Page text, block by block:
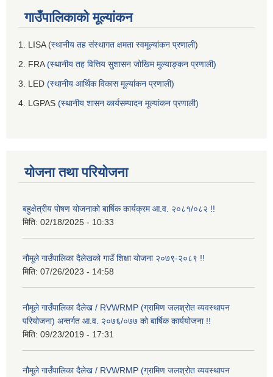
गाउँपालिकाको मूल्यांकन
1. LISA (स्थानीय तह संस्थागत क्षमता स्वमूल्यांकन प्रणाली)
2. FRA(स्थानीय तह वित्तिय सुशासन जोखिम मुल्याङ्कन प्रणाली)
3. LED (स्थानीय आर्थिक विकास मूल्यांकन प्रणाली)
4. LGPAS (स्थानीय शासन कार्यसम्पादन मूल्यांकन प्रणाली)
योजना तथा परियोजना
बहुक्षेत्रीय पोषण योजनाको बार्षिक कार्यक्रम आ.व. २०८१/०८२ !!
मिति: 02/18/2025 - 10:33
नौमूले गाउँपालिका दैलेखको गाउँ शिक्षा योजना २०७९-२०८९ !!
मिति: 07/26/2023 - 14:58
नौमूले गाउँपालिका दैलेख / RVWRMP (ग्रामिण जलश्रोत व्यवस्थापन
परियोजना) अन्तर्गत आ.व. २०७६/०७७ को बार्षिक कार्ययोजना !!
मिति: 09/23/2019 - 17:31
नौमूले गाउँपालिका दैलेख / RVWRMP (ग्रामिण जलश्रोत व्यवस्थापन